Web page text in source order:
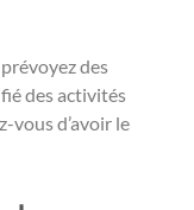
des
des activités
vous d’avoir le